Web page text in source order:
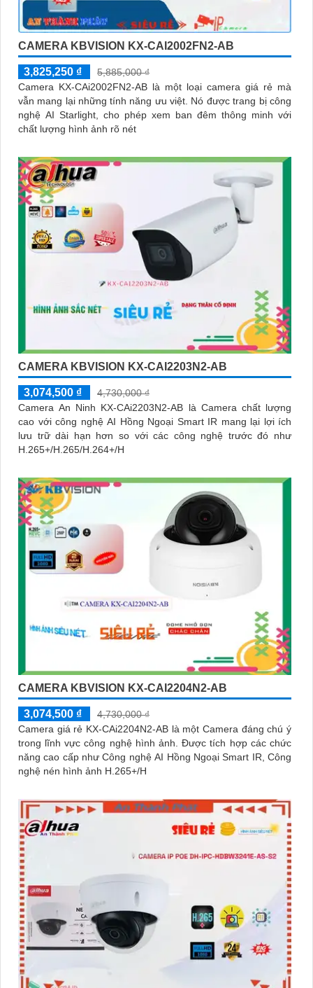
CAMERA KBVISION KX-CAI2002FN2-AB
3,825,250 ₫
5,885,000 ₫
Camera KX-CAi2002FN2-AB là một loại camera giá rẻ mà
vẫn mang lại những tính năng ưu việt. Nó được trang bị công
nghệ AI Starlight, cho phép xem ban đêm thông minh với
chất lượng hình ảnh rõ nét
CAMERA KBVISION KX-CAI2203N2-AB
3,074,500 ₫
4,730,000 ₫
Camera An Ninh KX-CAi2203N2-AB là Camera chất lượng
cao với công nghệ AI Hồng Ngoại Smart IR mang lại lợi ích
lưu trữ dài hạn hơn so với các công nghệ trước đó như
H.265+/H.265/H.264+/H
CAMERA KBVISION KX-CAI2204N2-AB
3,074,500 ₫
4,730,000 ₫
Camera giá rẻ KX-CAi2204N2-AB là một Camera đáng chú ý
trong lĩnh vực công nghệ hình ảnh. Được tích hợp các chức
năng cao cấp như Công nghệ AI Hồng Ngoại Smart IR, Công
nghệ nén hình ảnh H.265+/H